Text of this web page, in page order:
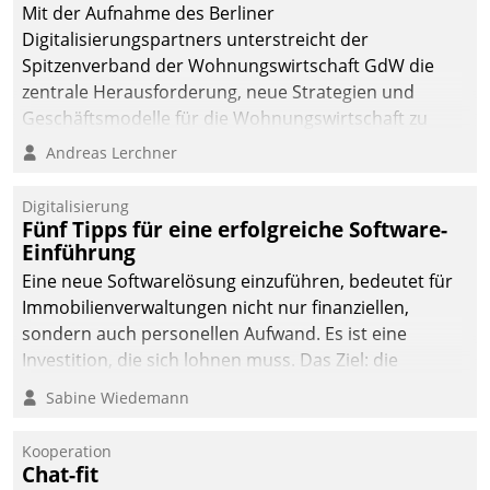
Mit der Aufnahme des Berliner
Digitalisierungspartners unterstreicht der
Spitzenverband der Wohnungswirtschaft GdW die
zentrale Herausforderung, neue Strategien und
Geschäftsmodelle für die Wohnungswirtschaft zu
entwickeln.
Andreas Lerchner
Digitalisierung
Fünf Tipps für eine erfolgreiche Software-
Einführung
Eine neue Softwarelösung einzuführen, bedeutet für
Immobilienverwaltungen nicht nur finanziellen,
sondern auch personellen Aufwand. Es ist eine
Investition, die sich lohnen muss. Das Ziel: die
nachhaltige Optimierung der Geschäftsabläufe. Damit
dieses Ziel erreicht wird, sollten einige Grundregeln
Sabine Wiedemann
Kooperation
Chat-fit